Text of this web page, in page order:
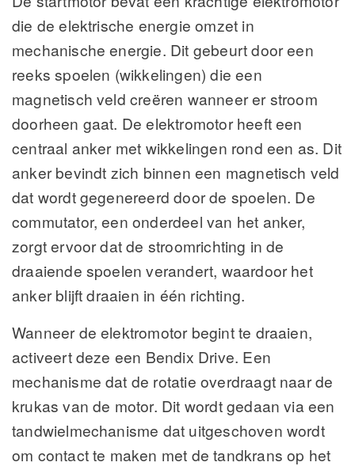
die de elektrische energie omzet in
mechanische energie. Dit gebeurt door een
reeks spoelen (wikkelingen) die een
magnetisch veld creëren wanneer er stroom
doorheen gaat. De elektromotor heeft een
centraal anker met wikkelingen rond een as. Dit
anker bevindt zich binnen een magnetisch veld
dat wordt gegenereerd door de spoelen. De
commutator, een onderdeel van het anker,
zorgt ervoor dat de stroomrichting in de
draaiende spoelen verandert, waardoor het
anker blijft draaien in één richting.
Wanneer de elektromotor begint te draaien,
activeert deze een Bendix Drive. Een
mechanisme dat de rotatie overdraagt naar de
krukas van de motor. Dit wordt gedaan via een
tandwielmechanisme dat uitgeschoven wordt
om contact te maken met de tandkrans op het